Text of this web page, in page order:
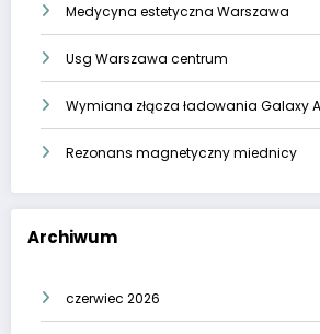
Medycyna estetyczna Warszawa
Usg Warszawa centrum
Wymiana złącza ładowania Galaxy
Rezonans magnetyczny miednicy
Archiwum
czerwiec 2026